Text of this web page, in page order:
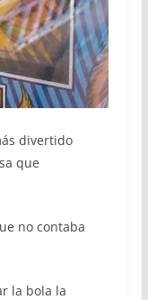
divertido
que
no contaba
la bola la